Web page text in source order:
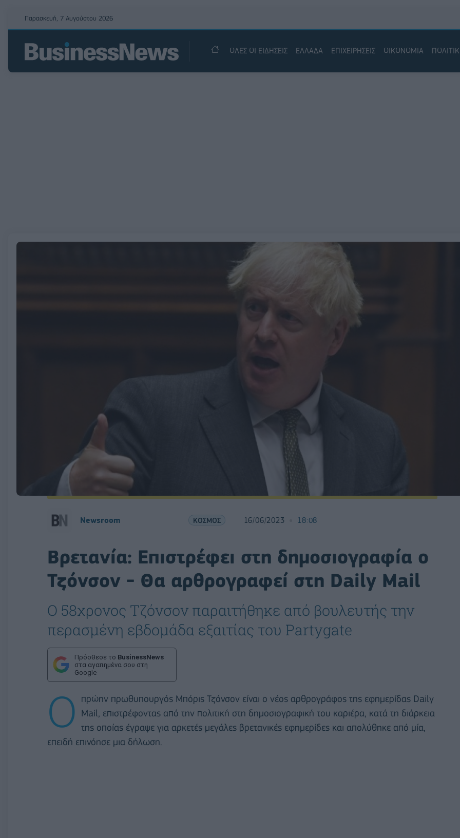
Παρασκευή, 7 Αυγούστου 2026
ΟΛΕΣ ΟΙ ΕΙΔΗΣΕΙΣ ΕΛΛΑΔΑ ΕΠΙΧΕΙΡΗΣΕΙΣ ΟΙΚΟΝΟΜΙΑ
Newsroom ΚΟΣΜΟΣ 16/06/2023 18:08
Βρετανία: Επιστρέφει στη δημοσιογραφία ο
Τζόνσον - Θα αρθρογραφεί στη Daily Mail
Ο 58χρονος Τζόνσον παραιτήθηκε από βουλευτής την
περασμένη εβδομάδα εξαιτίας του Partygate
Πρόσθεσε το BusinessNews
στα αγαπημένα σου στη
Google
Ο
πρώην πρωθυπουργός Μπόρις Τζόνσον είναι ο νέος αρθρογράφος της εφημερίδας Daily
Mail, επιστρέφοντας από την πολιτική στη δημοσιογραφική του καριέρα, κατά τη διάρκεια
της οποίας έγραψε για αρκετές μεγάλες βρετανικές εφημερίδες και απολύθηκε από μία,
επειδή επινόησε μια δήλωση.